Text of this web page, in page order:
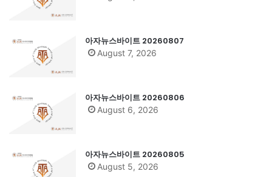
아자뉴스바이트 20260807
August 7, 2026
아자뉴스바이트 20260806
August 6, 2026
아자뉴스바이트 20260805
August 5, 2026